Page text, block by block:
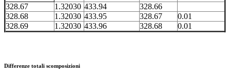
328.67
1.32030 433.94
328.66
328.68
1.32030 433.95 328.67
0.01
328.69
1.32030 433.96 328.68 0.01
Differenze totali scomposizioni